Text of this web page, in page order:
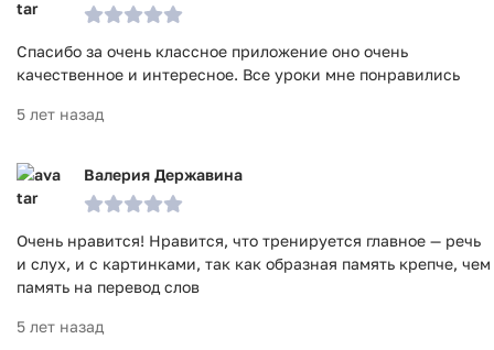
Спасибо за очень классное приложение оно очень
качественное и интересное. Все уроки мне понравились
5 лет назад
Валерия Державина
Очень нравится! Нравится, что тренируется главное — речь
и слух, и с картинками, так как образная память крепче, чем
память на перевод слов
5 лет назад